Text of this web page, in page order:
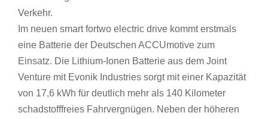
Verkehr.
Im neuen smart fortwo electric drive kommt erstmals
eine Batterie der Deutschen ACCUmotive zum
Einsatz. Die Lithium-Ionen Batterie aus dem Joint
Venture mit Evonik Industries sorgt mit einer Kapazität
von 17,6 kWh für deutlich mehr als 140 Kilometer
schadstofffreies Fahrvergnügen. Neben der höheren